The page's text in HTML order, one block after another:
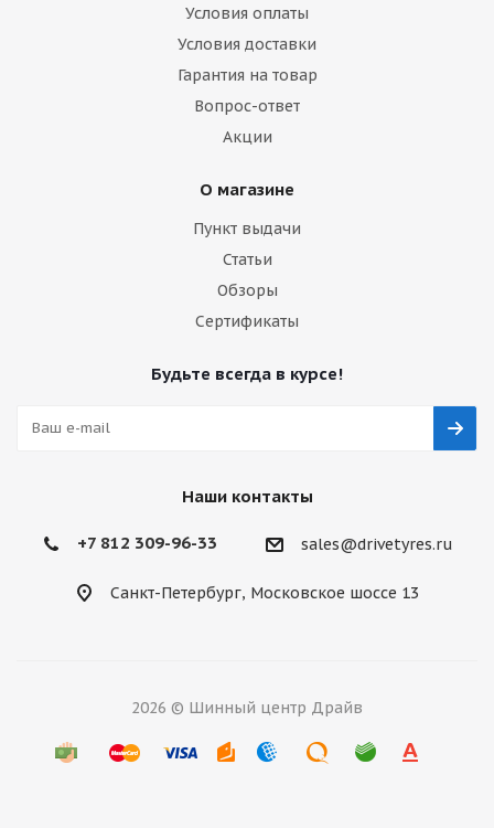
Условия оплаты
Условия доставки
Гарантия на товар
Вопрос-ответ
Акции
О магазине
Пункт выдачи
Статьи
Обзоры
Сертификаты
Будьте всегда в курсе!
Наши контакты
+7 812 309-96-33 sales@drivetyres.ru
Санкт-Петербург, Московское шоссе 13
2026 © Шинный центр Драйв